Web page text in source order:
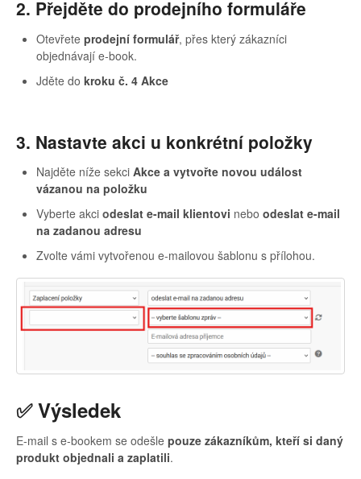
2. Přejděte do prodejního formuláře
Otevřete prodejní formulář, přes který zákazníci
objednávají e-book.
Jděte do kroku č. 4 Akce
3. Nastavte akci u konkrétní položky
Najděte níže sekci Akce a vytvořte novou událost
vázanou na položku
Vyberte akci odeslat e-mail klientovi nebo odeslat e-mail
na zadanou adresu
Zvolte vámi vytvořenou e-mailovou šablonu s přílohou.
✅ Výsledek
E-mail s e-bookem se odešle pouze zákazníkům, kteří si daný
produkt objednali a zaplatili.